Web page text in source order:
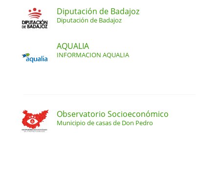
Diputación de Badajoz
Diputación de Badajoz
AQUALIA
INFORMACION AQUALIA
Observatorio Socioeconómico
Municipio de casas de Don Pedro